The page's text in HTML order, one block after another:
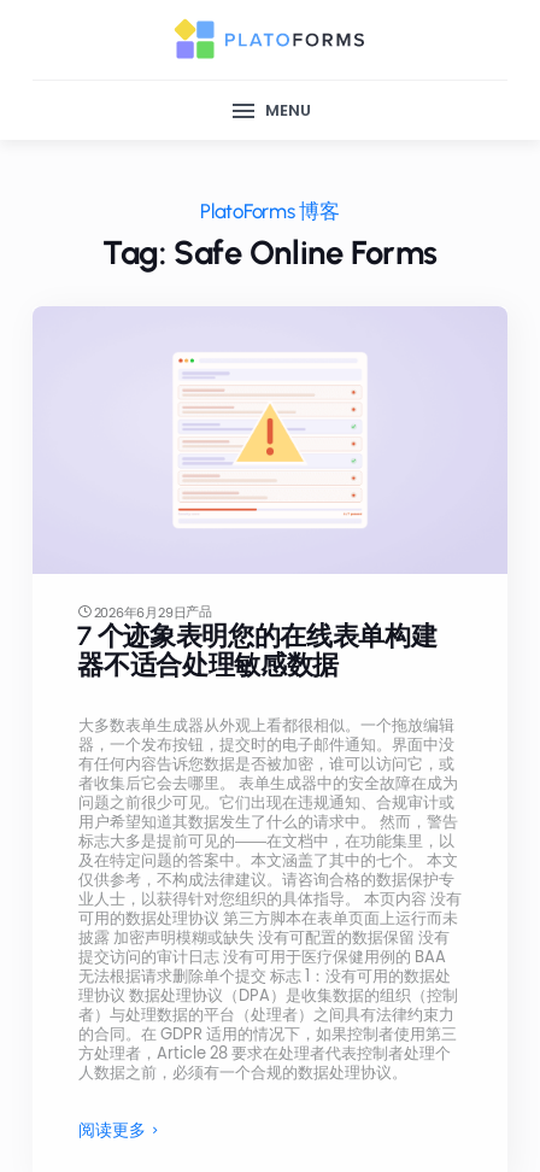
MENU
PlatoForms 博客
Tag: Safe Online Forms
2026年6月29日产品
7 个迹象表明您的在线表单构建
器不适合处理敏感数据
大多数表单生成器从外观上看都很相似。一个拖放编辑
器，一个发布按钮，提交时的电子邮件通知。界面中没
有任何内容告诉您数据是否被加密，谁可以访问它，或
者收集后它会去哪里。 表单生成器中的安全故障在成为
问题之前很少可见。它们出现在违规通知、合规审计或
用户希望知道其数据发生了什么的请求中。 然而，警告
标志大多是提前可见的——在文档中，在功能集里，以
及在特定问题的答案中。本文涵盖了其中的七个。 本文
仅供参考，不构成法律建议。请咨询合格的数据保护专
业人士，以获得针对您组织的具体指导。 本页内容 没有
可用的数据处理协议 第三方脚本在表单页面上运行而未
披露 加密声明模糊或缺失 没有可配置的数据保留 没有
提交访问的审计日志 没有可用于医疗保健用例的 BAA
无法根据请求删除单个提交 标志 1：没有可用的数据处
理协议 数据处理协议（DPA）是收集数据的组织（控制
者）与处理数据的平台（处理者）之间具有法律约束力
的合同。在 GDPR 适用的情况下，如果控制者使用第三
方处理者，Article 28 要求在处理者代表控制者处理个
人数据之前，必须有一个合规的数据处理协议。
阅读更多